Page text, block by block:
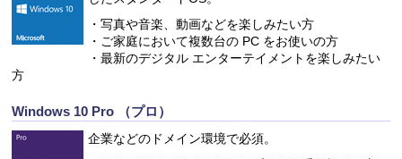
・写真や音楽、動画などを楽しみたい方
・ご家庭において複数台の PC をお使いの方
・最新のデジタル エンターテイメントを楽しみたい
方
Windows 10 Pro （プロ）
企業などのドメイン環境で必須。